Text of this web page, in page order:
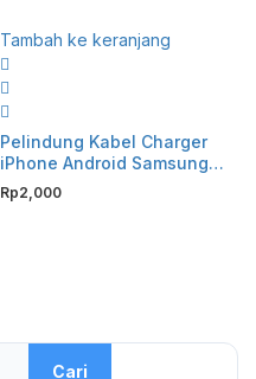
Tambah ke keranjang
Pelindung Kabel Charger
iPhone Android Samsung
Universal Cable Protector
Spiral Warna Warni Anti
Rp2,000